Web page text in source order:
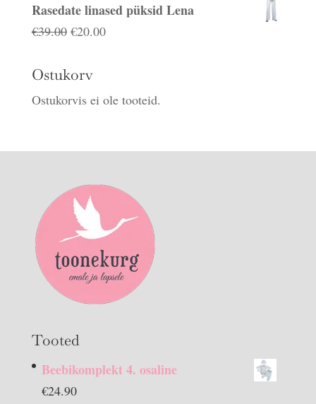
Rasedate linased püksid Lena
€39.00 Algne
oli:
€39.00.
€20.00Praegune
€20.00.
Ostukorv
Ostukorvis ei ole tooteid.
Tooted
Beebikomplekt 4. osaline
€24.90